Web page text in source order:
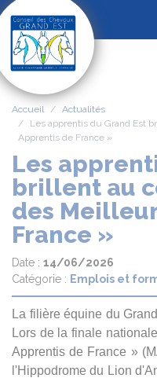
Accueil
Actualités
Les apprentis du Grand Est
Apprentis de France »
Les
brillent au
des
France »
Date : 14/06/2026
Catégorie : Emplois et
La filière équine du
Lors de la finale
Apprentis de France »
l'Hippodrome du Lion
Panneau de gestion des